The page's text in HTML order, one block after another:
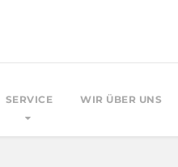
SERVICE WIR ÜBER UNS